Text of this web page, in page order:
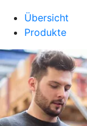
Übersicht
Produkte